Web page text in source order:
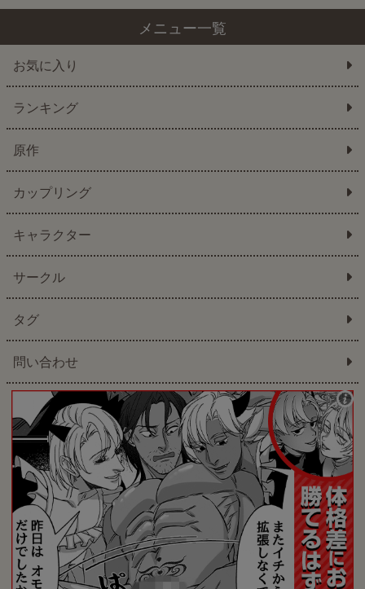
メニュー一覧
お気に入り
ランキング
原作
カップリング
キャラクター
サークル
タグ
問い合わせ